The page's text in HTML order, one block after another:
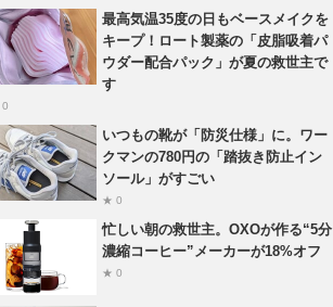
最高気温35度の日もベースメイクを
キープ！ロート製薬の「皮脂吸着パ
ウダー配合パック」が夏の救世主で
す
いつもの靴が「防災仕様」に。ワー
クマンの780円の「踏抜き防止イン
ソール」がすごい
★ 0
忙しい朝の救世主。OXOが作る“5分
濃縮コーヒー”メーカーが18%オフ
★ 0